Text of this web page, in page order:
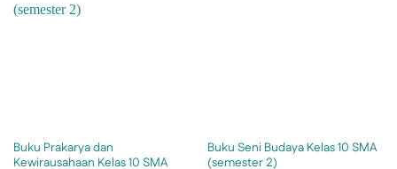
Buku Prakarya dan
Kewirausahaan Kelas 10 SMA
Buku Seni Budaya Kelas 10 SMA
(semester 2)